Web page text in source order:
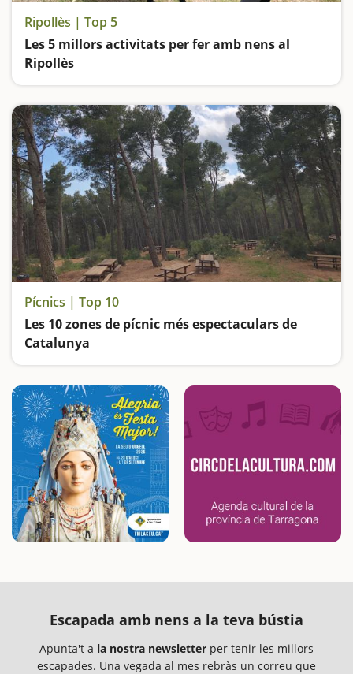
Ripollès | Top 5
Les 5 millors activitats per fer amb nens al
Ripollès
Pícnics | Top 10
Les 10 zones de pícnic més espectaculars de
Catalunya
Escapada amb nens a la teva bústia
Apunta't a la nostra newsletter per tenir les millors
escapades. Una vegada al mes rebràs un correu que